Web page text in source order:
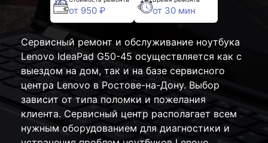
от 950 ₽ от 30 мин
Сервисный ремонт и обслуживание ноутбука
Lenovo IdeaPad G50-45 осуществляется как с
выездом на дом, так и на базе сервисного
центра Lenovo в Ростове-на-Дону. Выбор
зависит от типа поломки и пожелания
клиента. Сервисный центр располагает всем
нужным оборудованием для диагностики и